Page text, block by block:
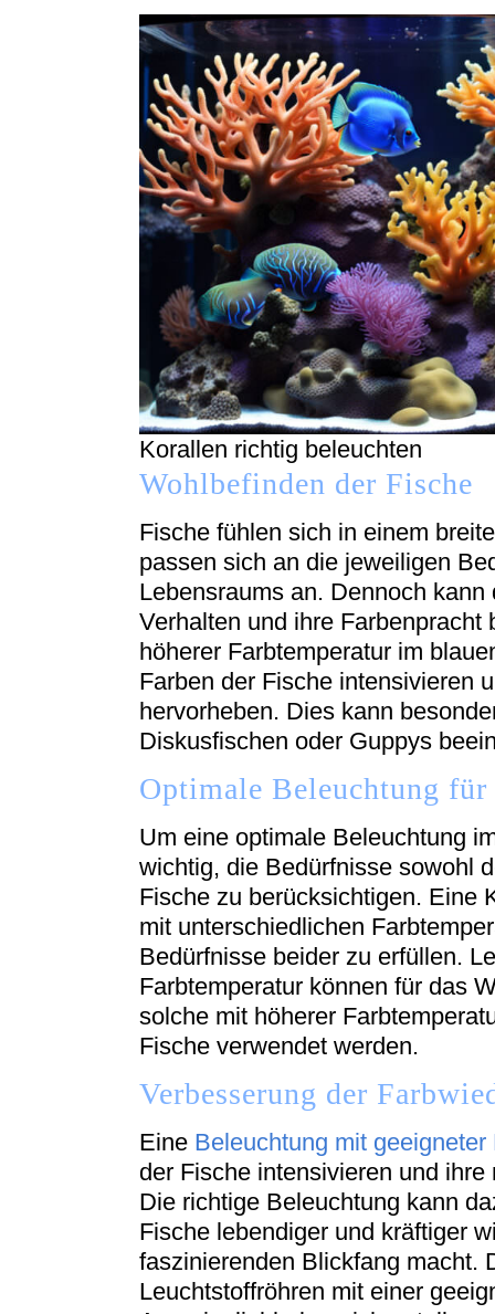
Korallen richtig beleuchten
Wohlbefinden der Fische
Fische fühlen sich in einem
passen sich an die jeweiligen
Lebensraums an. Dennoch
Verhalten und ihre
höherer Farbtemperatur im
Farben der Fische intensivieren
hervorheben. Dies kann
Diskusfischen oder Guppys
Optimale Beleuchtung
Um eine optimale Beleuchtung
wichtig, die Bedürfnisse sowohl
Fische zu berücksichtigen. Eine
mit unterschiedlichen
Bedürfnisse beider zu erfüllen.
Farbtemperatur können für das
solche mit höherer
Fische verwendet werden.
Verbesserung der
Eine Beleuchtung mit geeigneter
der Fische intensivieren und
Die richtige Beleuchtung kann
Fische lebendiger und kräftiger
faszinierenden Blickfang macht.
Leuchtstoffröhren mit einer